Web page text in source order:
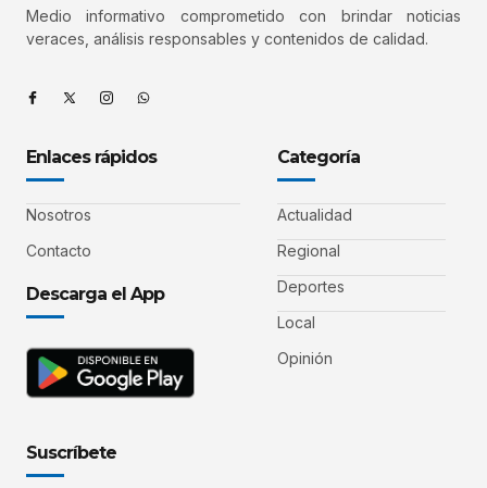
Medio informativo comprometido con brindar noticias
veraces, análisis responsables y contenidos de calidad.
Enlaces rápidos
Nosotros
Contacto
Descarga el App
Categoría
Actualidad
Regional
Deportes
Local
Opinión
Suscríbete